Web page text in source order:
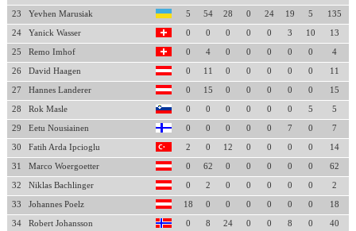
23 Yevhen Marusiak 5 54 28 0 24 19 5 135
24 Yanick Wasser 0 0 0 0 0 3 10 13
25 Remo Imhof 0 4 0 0 0 0 0 4
26 David Haagen 0 11 0 0 0 0 0 11
27 Hannes Landerer 0 15 0 0 0 0 0 15
28 Rok Masle 0 0 0 0 0 0 5 5
29 Eetu Nousiainen 0 0 0 0 0 7 0 7
30 Fatih Arda Ipcioglu 2 0 12 0 0 0 0 14
31 Marco Woergoetter 0 62 0 0 0 0 0 62
32 Niklas Bachlinger 0 2 0 0 0 0 0 2
33 Johannes Poelz 18 0 0 0 0 0 0 18
34 Robert Johansson 0 8 24 0 0 8 0 40